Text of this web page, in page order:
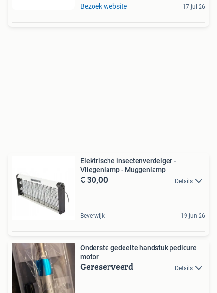
Bezoek website 17 jul 26
Elektrische insectenverdelger -
Vliegenlamp - Muggenlamp
€ 30,00 Details
Beverwijk 19 jun 26
Onderste gedeelte handstuk pedicure
motor
Gereserveerd Details